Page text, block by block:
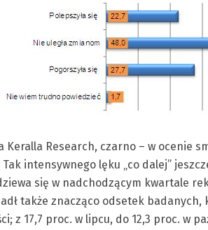
Keralla Research, czarno – w ocenie
intensywnego lęku „co dalej”
się w nadchodzącym kwartale
także znacząco odsetek
z 17,7 proc. w lipcu, do 12,3 proc. w